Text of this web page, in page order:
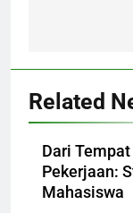
Related
Dari
Pekerjaan:
Mahasiswa